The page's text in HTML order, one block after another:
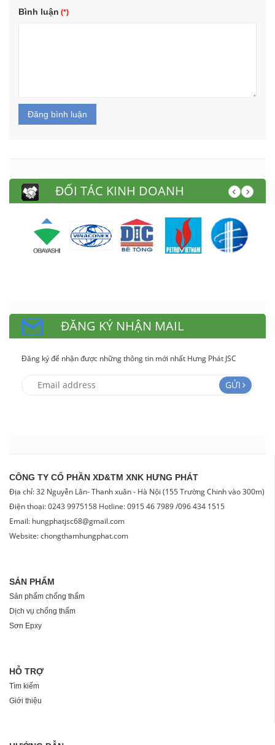
Bình luận
Đăng bình luận
ĐỐI TÁC KINH DOANH
ĐĂNG KÝ NHẬN MAIL
Đăng ký để nhận được những thông tin mới nhất Hưng Phát JSC
GỬI
CÔNG TY CỔ PHẦN XD&TM XNK HƯNG PHÁT
Địa chỉ: 32 Nguyễn Lân- Thanh xuân - Hà Nội (155 Trường Chinh vào 300m)
Điện thoại: 0243 9975158 Hotline: 0915 46 7989 /096 434 1515
Email: hungphatjsc68@gmail.com
Website: chongthamhungphat.com
SẢN PHẨM
Sản phẩm chống thấm
Dịch vụ chống thấm
Sơn Epxy
HỖ TRỢ
Tìm kiếm
Giới thiệu